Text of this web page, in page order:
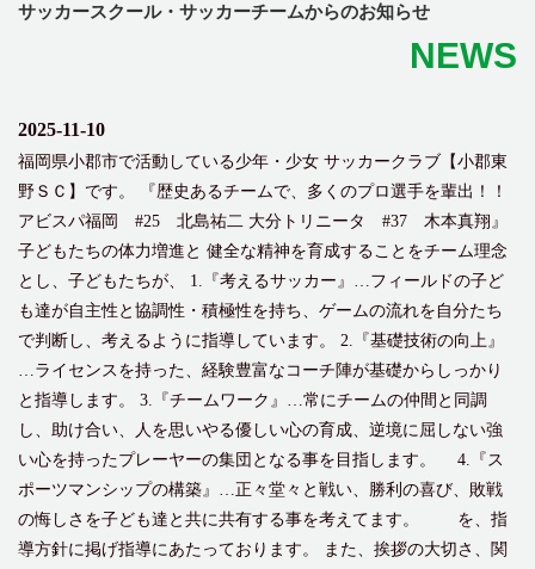
サッカースクール・サッカーチームからのお知らせ
NEWS
2025-11-10
福岡県小郡市で活動している少年・少女 サッカークラブ【小郡東
野ＳＣ】です。 『歴史あるチームで、多くのプロ選手を輩出！！
アビスパ福岡 #25 北島祐二 大分トリニータ #37 木本真翔』
子どもたちの体力増進と 健全な精神を育成することをチーム理念
とし、子どもたちが、 1.『考えるサッカー』…フィールドの子ど
も達が自主性と協調性・積極性を持ち、ゲームの流れを自分たち
で判断し、考えるように指導しています。 2.『基礎技術の向上』
…ライセンスを持った、経験豊富なコーチ陣が基礎からしっかり
と指導します。 3.『チームワーク』…常にチームの仲間と同調
し、助け合い、人を思いやる優しい心の育成、逆境に屈しない強
い心を持ったプレーヤーの集団となる事を目指します。 4.『ス
ポーツマンシップの構築』…正々堂々と戦い、勝利の喜び、敗戦
の悔しさを子ども達と共に共有する事を考えてます。 を、指
導方針に掲げ指導にあたっております。 また、挨拶の大切さ、関